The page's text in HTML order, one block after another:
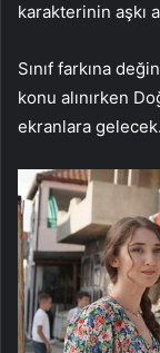
karakterinin aşkı
Sınıf farkına
konu alınırken
ekranlara gelecek.